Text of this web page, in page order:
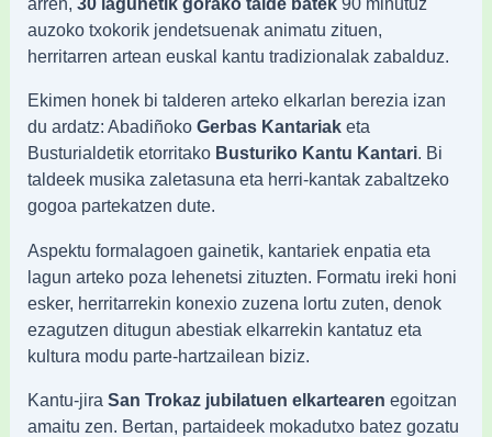
auzoko txokorik jendetsuenak animatu zituen,
herritarren artean euskal kantu tradizionalak zabalduz.
Ekimen honek bi talderen arteko elkarlan berezia izan
du ardatz: AbadiñokoGerbas Kantariak eta
Busturialdetik etorritako Busturiko Kantu Kantari. Bi
taldeek musika zaletasuna eta herri-kantak zabaltzeko
gogoa partekatzen dute.
Aspektu formalagoen gainetik, kantariek enpatia eta
lagun arteko poza lehenetsi zituzten. Formatu ireki honi
esker, herritarrekin konexio zuzena lortu zuten, denok
ezagutzen ditugun abestiak elkarrekin kantatuz eta
kultura modu parte-hartzailean biziz.
Kantu-jiraSan Trokaz jubilatuen elkartearen egoitzan
amaitu zen. Bertan, partaideek mokadutxo batez gozatu